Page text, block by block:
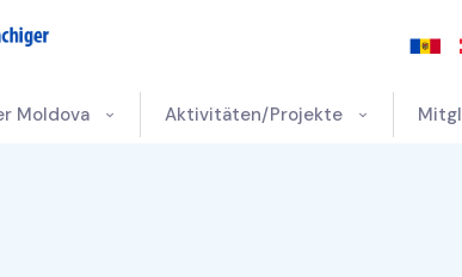
Moldova Aktivitäten/Projekte